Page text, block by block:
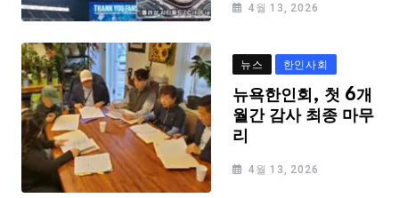
4월 13, 2026
뉴스 한인사회
뉴욕한인회, 첫 6개
월간 감사 최종 마무
리
4월 13, 2026